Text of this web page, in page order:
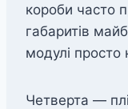
короби часто
габаритів
модулі просто
Четверта —